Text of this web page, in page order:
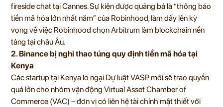
fireside chat tại Cannes. Sự kiện được quảng bá là “thông báo
tiền mã hóa lớn nhất năm” của Robinhood, làm dấy lên kỳ
vọng về việc Robinhood chọn Arbitrum làm blockchain nền
tảng tại châu Âu.
2. Binance bị nghi thao túng quy định tiền mã hóa tại
Kenya
Các startup tại Kenya lo ngại Dự luật VASP mới sẽ trao quyền
quá lớn cho nhóm vận động Virtual Asset Chamber of
Commerce (VAC) – đơn vị có liên hệ tài chính mật thiết với